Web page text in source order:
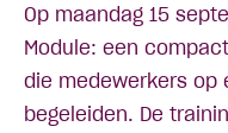
Op maandag 15
Module: een
die medewerkers op
begeleiden. De